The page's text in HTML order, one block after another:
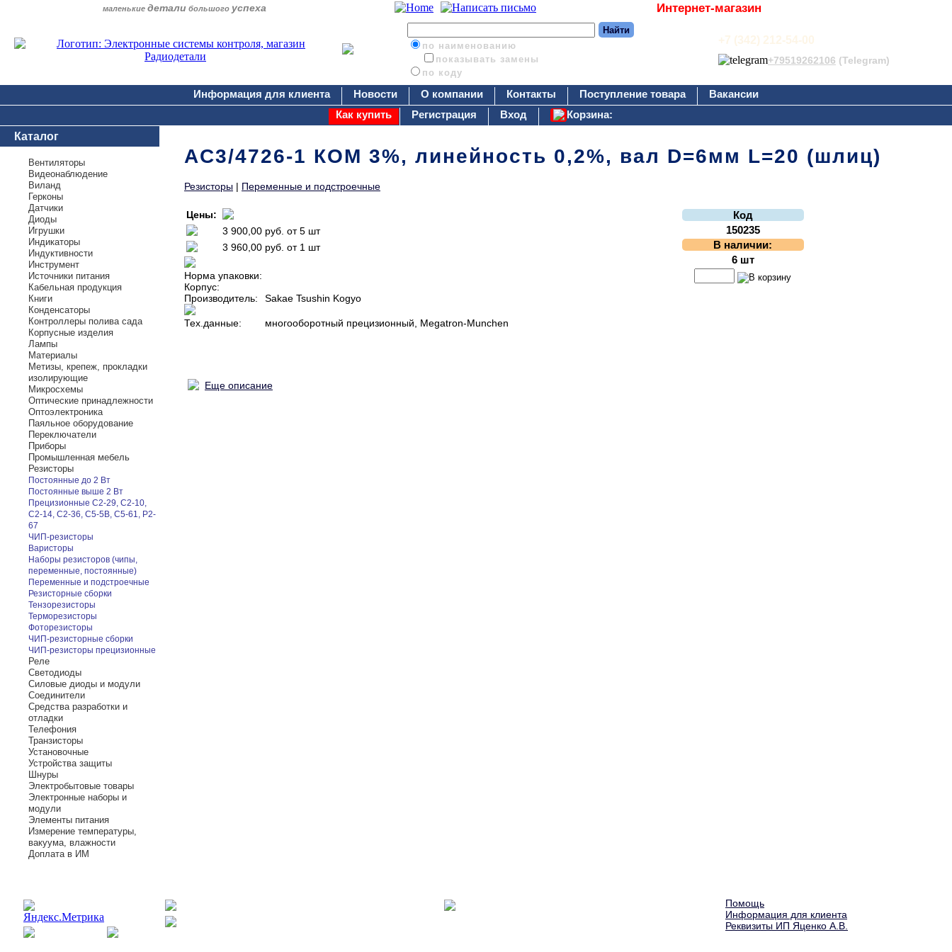
маленькие детали большого успеха Интернет-магазин
по наименованию
показывать замены
по коду
+7 (342) 212-54-00
+79519262106 (Telegram)
Информация для клиента Новости О компании Контакты Поступление товара
Вакансии
Как купить
Регистрация Вход
Корзина:
Каталог
Вентиляторы
Видеонаблюдение
Виланд
Герконы
Датчики
Диоды
Игрушки
Индикаторы
Индуктивности
Инструмент
Источники питания
Кабельная продукция
Книги
Конденсаторы
Контроллеры полива сада
Корпусные изделия
Лампы
Материалы
Метизы, крепеж, прокладки
изолирующие
Микросхемы
Оптические принадлежности
Оптоэлектроника
Паяльное оборудование
Переключатели
Приборы
Промышленная мебель
Резисторы
Постоянные до 2 Вт
Постоянные выше 2 Вт
Прецизионные С2-29, С2-10,
С2-14, С2-36, С5-5В, С5-61, Р2-
67
ЧИП-резисторы
Варисторы
Наборы резисторов (чипы,
переменные, постоянные)
Переменные и подстроечные
Резисторные сборки
Тензорезисторы
Терморезисторы
Фоторезисторы
ЧИП-резисторные сборки
ЧИП-резисторы прецизионные
Реле
Светодиоды
Силовые диоды и модули
Соединители
Средства разработки и
отладки
Телефония
Транзисторы
Установочные
Устройства защиты
Шнуры
Электробытовые товары
Электронные наборы и
модули
Элементы питания
Измерение температуры,
вакуума, влажности
Доплата в ИМ
AC3/4726-1 КОМ 3%, линейность 0,2%, вал D=6мм L=20 (шлиц)
Резисторы | Переменные и подстроечные
Цены:
3 900,00 руб. от 5 шт
3 960,00 руб. от 1 шт
Норма упаковки:
Корпус:
Производитель:
Sakae Tsushin Kogyo
Тех.данные: многооборотный прецизионный, Megatron-Munchen
Код
150235
В наличии:
6 шт
Еще описание
Помощь
Информация для клиента
Реквизиты ИП Яценко А.В.